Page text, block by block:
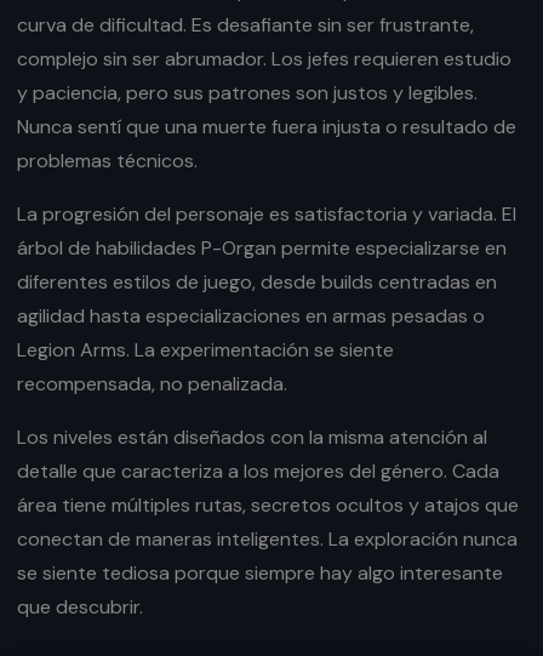
curva de dificultad. Es desafiante sin ser frustrante,
complejo sin ser abrumador. Los jefes requieren estudio
y paciencia, pero sus patrones son justos y legibles.
Nunca sentí que una muerte fuera injusta o resultado de
problemas técnicos.
La progresión del personaje es satisfactoria y variada. El
árbol de habilidades P-Organ permite especializarse en
diferentes estilos de juego, desde builds centradas en
agilidad hasta especializaciones en armas pesadas o
Legion Arms. La experimentación se siente
recompensada, no penalizada.
Los niveles están diseñados con la misma atención al
detalle que caracteriza a los mejores del género. Cada
área tiene múltiples rutas, secretos ocultos y atajos que
conectan de maneras inteligentes. La exploración nunca
se siente tediosa porque siempre hay algo interesante
que descubrir.